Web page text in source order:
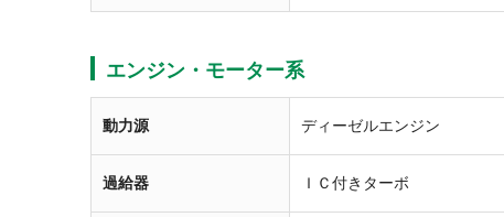
エンジン・モーター系
動力源 ディーゼルエンジン
過給器 ＩＣ付きターボ